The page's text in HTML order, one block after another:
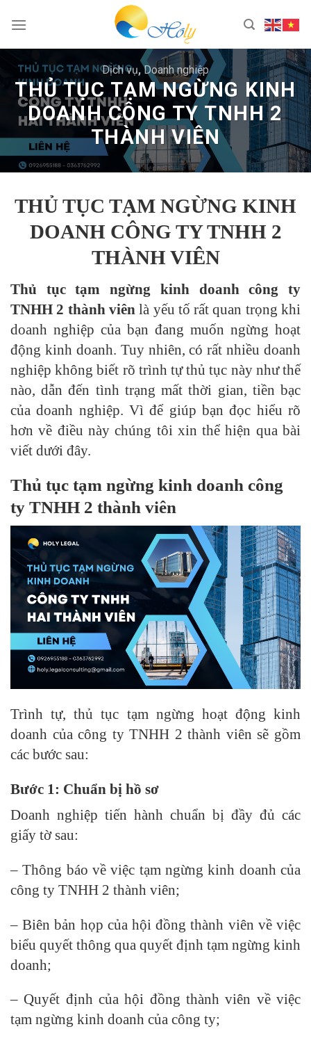
Dịch vụ,Doanh nghiệp
THỦ TỤC TẠM NGỪNG KINH
DOANH CÔNG TY TNHH 2
THÀNH VIÊN
THỦ TỤC TẠM NGỪNG KINH
DOANH CÔNG TY TNHH 2
THÀNH VIÊN
Thủ tục tạm ngừng kinh doanh công ty
TNHH 2 thành viên là yếu tố rất quan trọng khi
doanh nghiệp của bạn đang muốn ngừng hoạt
động kinh doanh. Tuy nhiên, có rất nhiều doanh
nghiệp không biết rõ trình tự thủ tục này như thế
nào, dẫn đến tình trạng mất thời gian, tiền bạc
của doanh nghiệp. Vì để giúp bạn đọc hiểu rõ
hơn về điều này chúng tôi xin thể hiện qua bài
viết dưới đây.
Thủ tục tạm ngừng kinh doanh công
ty TNHH 2 thành viên
Trình tự, thủ tục tạm ngừng hoạt động kinh
doanh của công ty TNHH 2 thành viên sẽ gồm
các bước sau:
Bước 1: Chuẩn bị hồ sơ
Doanh nghiệp tiến hành chuẩn bị đầy đủ các
giấy tờ sau:
– Thông báo về việc tạm ngừng kinh doanh của
công ty TNHH 2 thành viên;
– Biên bản họp của hội đồng thành viên về việc
biểu quyết thông qua quyết định tạm ngừng kinh
doanh;
– Quyết định của hội đồng thành viên về việc
tạm ngừng kinh doanh của công ty;